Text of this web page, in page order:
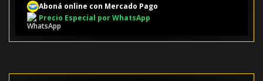
Aboná online con Mercado Pago
Precio Especial por WhatsApp